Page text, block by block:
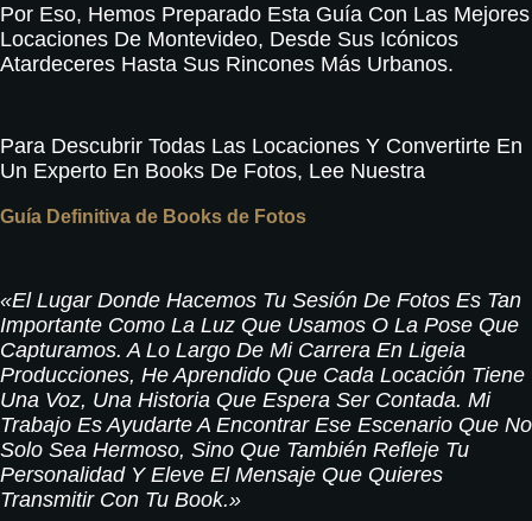
Por Eso, Hemos Preparado Esta Guía Con Las Mejores
Locaciones De Montevideo, Desde Sus Icónicos
Atardeceres Hasta Sus Rincones Más Urbanos.
Para Descubrir Todas Las Locaciones Y Convertirte En
Un Experto En Books De Fotos, Lee Nuestra
Guía Definitiva de Books de Fotos
«El Lugar Donde Hacemos Tu Sesión De Fotos Es Tan
Importante Como La Luz Que Usamos O La Pose Que
Capturamos. A Lo Largo De Mi Carrera En Ligeia
Producciones, He Aprendido Que Cada Locación Tiene
Una Voz, Una Historia Que Espera Ser Contada. Mi
Trabajo Es Ayudarte A Encontrar Ese Escenario Que No
Solo Sea Hermoso, Sino Que También Refleje Tu
Personalidad Y Eleve El Mensaje Que Quieres
Transmitir Con Tu Book.»